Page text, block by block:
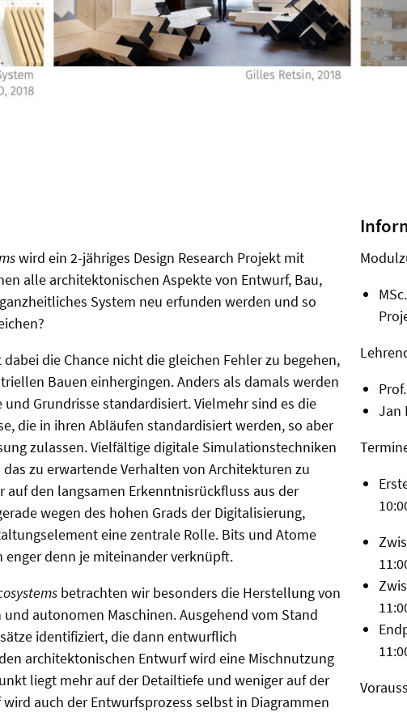
wird ein 2-jähriges Design Research Projekt mit
alle architektonischen Aspekte von Entwurf, Bau,
System neu erfunden werden und so
die Chance nicht die gleichen Fehler zu begehen,
Bauen einhergingen. Anders als damals werden
Grundrisse standardisiert. Vielmehr sind es die
die in ihren Abläufen standardisiert werden, so aber
zulassen. Vielfältige digitale Simulationstechniken
zu erwartende Verhalten von Architekturen zu
den langsamen Erkenntnisrückfluss aus der
wegen des hohen Grads der Digitalisierung,
eine zentrale Rolle. Bits und Atome
enger denn je miteinander verknüpft.
betrachten wir besonders die Herstellung von
autonomen Maschinen. Ausgehend vom Stand
identifiziert, die dann entwurflich
architektonischen Entwurf wird eine Mischnutzung
liegt mehr auf der Detailtiefe und weniger auf der
auch der Entwurfsprozess selbst in Diagrammen
Jan